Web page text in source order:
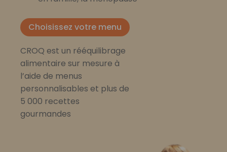
Choisissez votre menu
CROQ est un rééquilibrage
alimentaire sur mesure à
l’aide de menus
personnalisables et plus de
5 000 recettes
gourmandes